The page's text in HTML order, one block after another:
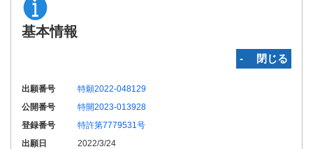
基本情報
‐ 閉じる
出願番号
特願2022-048129
公開番号
特開2023-013928
登録番号
特許第7779531号
出願日
2022/3/24